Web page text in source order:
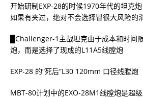
开始研制EXP-28的时候1970年代的坦克炮
如果有夹过，绝对不会选择冒很大风险的
█Challenger-1主战坦克由于成本和时间
炮，而是选择了现成的L11A5线膛炮
EXP-28 的“死后”L30 120mm 口径线膛炮
MBT-80计划中的EXO-28M1线膛炮是超